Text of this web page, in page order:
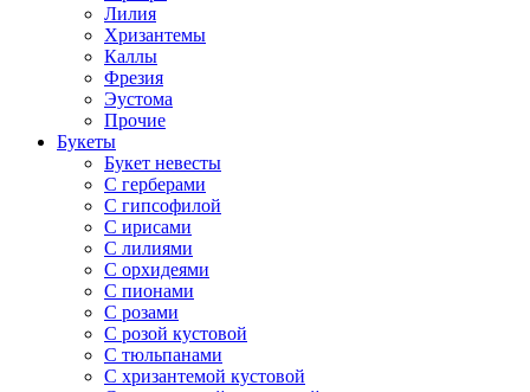
Лилия
Хризантемы
Каллы
Фрезия
Эустома
Прочие
Букеты
Букет невесты
С герберами
С гипсофилой
С ирисами
С лилиями
С орхидеями
С пионами
С розами
С розой кустовой
С тюльпанами
С хризантемой кустовой